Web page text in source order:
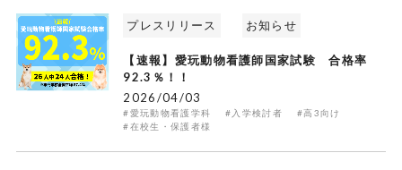
プレスリリース お知らせ
【速報】愛玩動物看護師国家試験 合格率
92.3％！！
2026/04/03
#愛玩動物看護学科 #入学検討者
#高3向け
#在校生・保護者様